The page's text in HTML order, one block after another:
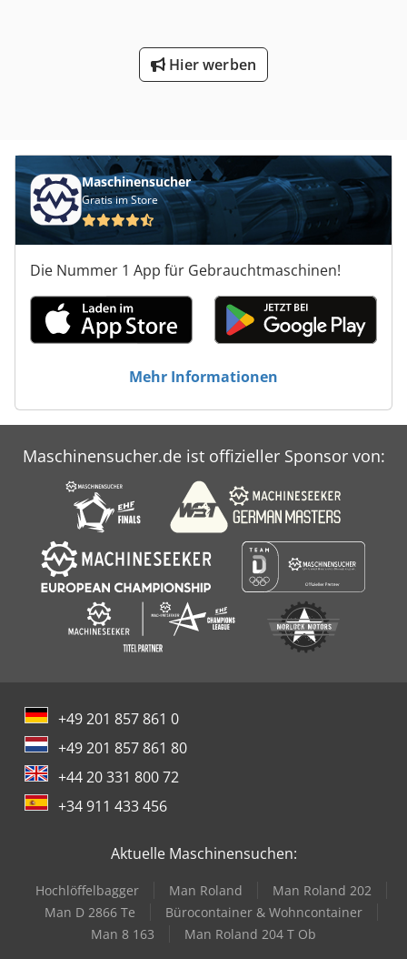
Hier werben
Maschinensucher
Gratis im Store
Die Nummer 1 App für Gebrauchtmaschinen!
Mehr Informationen
Maschinensucher.de ist offizieller Sponsor von:
+49 201 857 861 0
+49 201 857 861 80
+44 20 331 800 72
+34 911 433 456
Aktuelle Maschinensuchen:
Hochlöffelbagger Man Roland
Man Roland 202
Man D 2866 Te
Bürocontainer & Wohncontainer
Man 8 163
Man Roland 204 T Ob